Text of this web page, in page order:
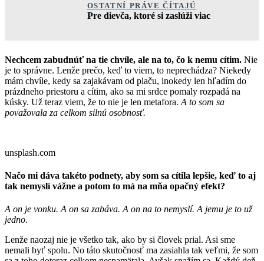
OSTATNÍ PRÁVE ČÍTAJÚ
Pre dievča, ktoré si zaslúži viac
Nechcem zabudnúť na tie chvíle, ale na to, čo k nemu cítim. Nie
je to správne. Lenže prečo, keď to viem, to neprechádza? Niekedy
mám chvíle, kedy sa zajakávam od plaču, inokedy len hľadím do
prázdneho priestoru a cítim, ako sa mi srdce pomaly rozpadá na
kúsky. Už teraz viem, že to nie je len metafora. A to som sa
považovala za celkom silnú osobnosť.
unsplash.com
Načo mi dáva takéto podnety, aby som sa cítila lepšie, keď to aj
tak nemyslí vážne a potom to má na mňa opačný efekt?
A on je vonku. A on sa zabáva. A on na to nemyslí. A jemu je to už
jedno.
Lenže naozaj nie je všetko tak, ako by si človek prial. Asi sme
nemali byť spolu. No táto skutočnosť ma zasiahla tak veľmi, že som